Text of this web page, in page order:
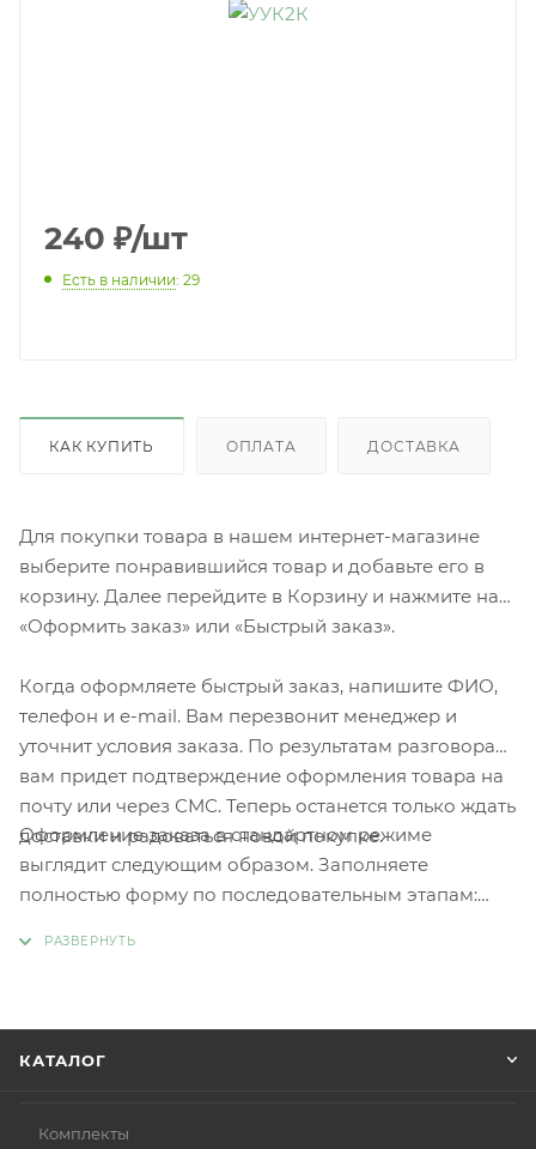
240 ₽/шт
Есть в наличии: 29
КАК КУПИТЬ ОПЛАТА ДОСТАВКА
Для покупки товара в нашем интернет-магазине
выберите понравившийся товар и добавьте его в
корзину. Далее перейдите в Корзину и нажмите на
«Оформить заказ» или «Быстрый заказ».
Когда оформляете быстрый заказ, напишите ФИО,
телефон и e-mail. Вам перезвонит менеджер и
уточнит условия заказа. По результатам разговора
вам придет подтверждение оформления товара на
почту или через СМС. Теперь останется только ждать
доставки и радоваться новой покупке.
Оформление заказа в стандартном режиме
выглядит следующим образом. Заполняете
полностью форму по последовательным этапам:
КАТАЛОГ
Комплекты